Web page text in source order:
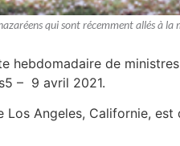
qui sont récemment allés à
hebdomadaire de
– 9 avril 2021.
Los Angeles, Californie,